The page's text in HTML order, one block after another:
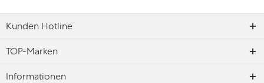
Kunden Hotline
TOP-Marken
Informationen